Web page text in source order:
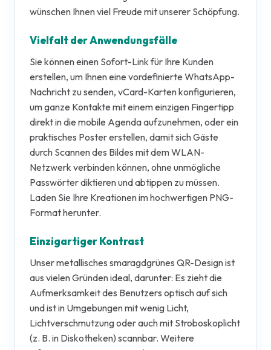
wünschen Ihnen viel Freude mit unserer Schöpfung.
Vielfalt der Anwendungsfälle
Sie können einen Sofort-Link für Ihre Kunden
erstellen, um Ihnen eine vordefinierte WhatsApp-
Nachricht zu senden, vCard-Karten konfigurieren,
um ganze Kontakte mit einem einzigen Fingertipp
direkt in die mobile Agenda aufzunehmen, oder ein
praktisches Poster erstellen, damit sich Gäste
durch Scannen des Bildes mit dem WLAN-
Netzwerk verbinden können, ohne unmögliche
Passwörter diktieren und abtippen zu müssen.
Laden Sie Ihre Kreationen im hochwertigen PNG-
Format herunter.
Einzigartiger Kontrast
Unser metallisches smaragdgrünes QR-Design ist
aus vielen Gründen ideal, darunter: Es zieht die
Aufmerksamkeit des Benutzers optisch auf sich
und ist in Umgebungen mit wenig Licht,
Lichtverschmutzung oder auch mit Stroboskoplicht
(z. B. in Diskotheken) scannbar. Weitere